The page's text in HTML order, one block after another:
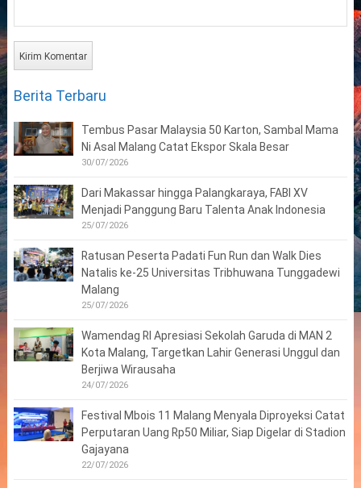
Berita Terbaru
Tembus Pasar Malaysia 50 Karton, Sambal Mama
Ni Asal Malang Catat Ekspor Skala Besar
30/07/2026
Dari Makassar hingga Palangkaraya, FABI XV
Menjadi Panggung Baru Talenta Anak Indonesia
25/07/2026
Ratusan Peserta Padati Fun Run dan Walk Dies
Natalis ke-25 Universitas Tribhuwana Tunggadewi
Malang
25/07/2026
Wamendag RI Apresiasi Sekolah Garuda di MAN 2
Kota Malang, Targetkan Lahir Generasi Unggul dan
Berjiwa Wirausaha
24/07/2026
Festival Mbois 11 Malang Menyala Diproyeksi Catat
Perputaran Uang Rp50 Miliar, Siap Digelar di Stadion
Gajayana
22/07/2026